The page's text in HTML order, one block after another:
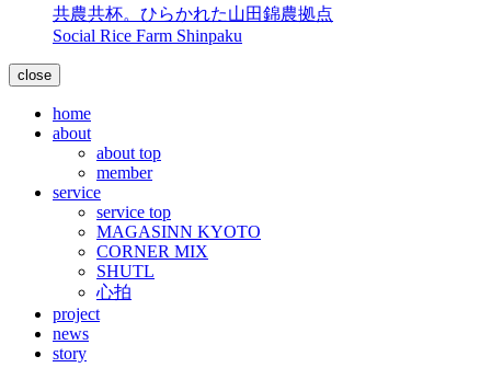
共農共杯。ひらかれた山田錦農拠点
Social Rice Farm Shinpaku
close
home
about
about top
member
service
service top
MAGASINN KYOTO
CORNER MIX
SHUTL
心拍
project
news
story